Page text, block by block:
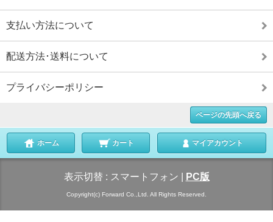
支払い方法について
配送方法･送料について
プライバシーポリシー
ページの先頭へ戻る
ホーム カート マイアカウント
表示切替 : スマートフォン PC版
Copyright(c) Forward Co.,Ltd. All Rights Reserved.